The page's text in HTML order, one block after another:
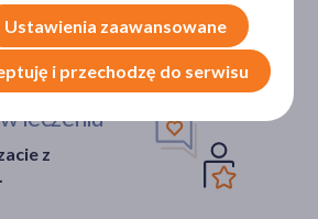
leków.
leków i ziół
leczeniu
z
Ustawienia zaawansowane
i przechodzę do serwisu